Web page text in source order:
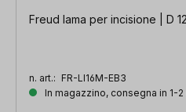
Freud lama per incisione | D
n. art.: FR-LI16M-EB3
In magazzino, consegna in 1-